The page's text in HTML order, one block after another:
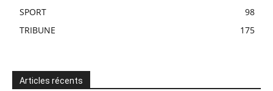
SPORT
98
TRIBUNE
175
Articles récents